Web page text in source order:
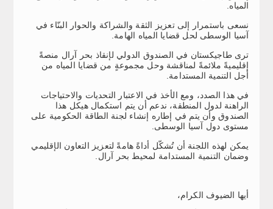
المياه.
نسعى باستمرار إلى تعزيز الثقة والشراكة والحوار البنّاء في
آسيا الوسطى لحل قضايا المياه الهامة.
ترى طاجيكستان في الصندوق الدولي لإنقاذ بحر آرال منصةً
إقليميةً ملائمةً لمناقشة وحل مجموعةٍ من قضايا المياه من
أجل التنمية المستدامة.
في هذا الصدد، ومع الأخذ في الاعتبار التحديات والاحتياجات
الراهنة لدول المنطقة، ندعم أن يتم استكمال هيكل هذا
الصندوق وأن يتم في إطاره إنشاء لجنة الطاقة الحكومية على
مستوى دول آسيا الوسطى.
يمكن لهذه اللجنة أن تُشكّل أداةً هامةً لتعزيز التعاون الإقليمي
وضمان التنمية المستدامة لمحيط بحر آرال.
أيها الضيوف الكرام،